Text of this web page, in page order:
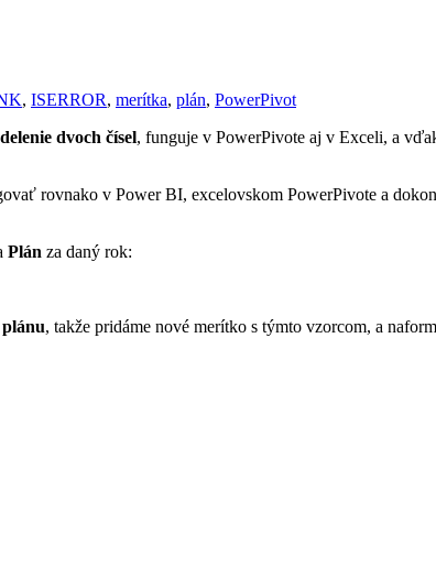
, ISERROR, merítka, plán, PowerPivot
dvoch čísel, funguje v PowerPivote aj v Exceli, a
rovnako v Power BI, excelovskom PowerPivote a
Plán za daný rok:
, takže pridáme nové merítko s týmto vzorcom, a